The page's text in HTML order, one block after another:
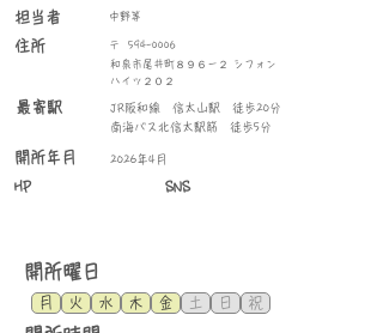
​担当者 中野等
住所 〒
594-0006
和泉市尾井町８９６－２ シフォン
ハイツ２０２
最寄駅
JR阪和線 信太山駅 徒歩20分
南海バス北信太駅筋 徒歩5分
​開所年月 2026年4月
HP SNS
​開所曜日
月 火 水 木 金 土 日 祝